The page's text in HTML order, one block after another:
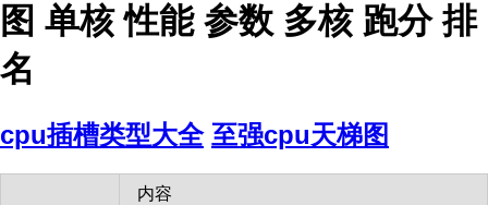
图 单核 性能 参数 多核 跑分 排
名
cpu插槽类型大全 至强cpu天梯图
内容